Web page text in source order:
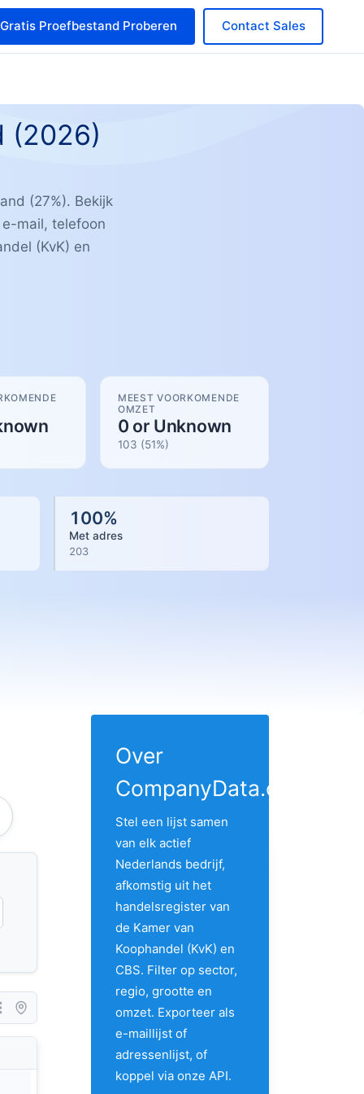
Contact Sales
Gratis Proefbestand Proberen
(2026)
(27%). Bekijk
mail, telefoon
(KvK) en
MEEST VOORKOMENDE
OMZET
0 or Unknown
103 (51%)
100%
Met adres
203
City
Over
CompanyData.com
Stel een lijst samen
van elk actief
Nederlands bedrijf,
afkomstig uit het
handelsregister van
de Kamer van
Koophandel (KvK) en
CBS. Filter op sector,
regio, grootte en
omzet. Exporteer als
e-maillijst of
adressenlijst, of
koppel via onze API.